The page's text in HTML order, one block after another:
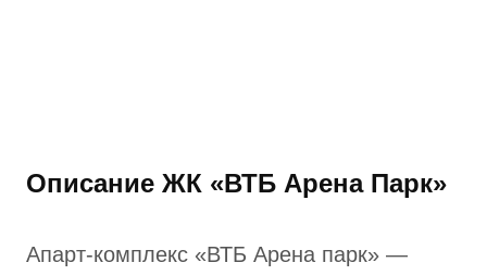
Описание ЖК «ВТБ Арена Парк»
Апарт-комплекс «ВТБ Арена парк» —